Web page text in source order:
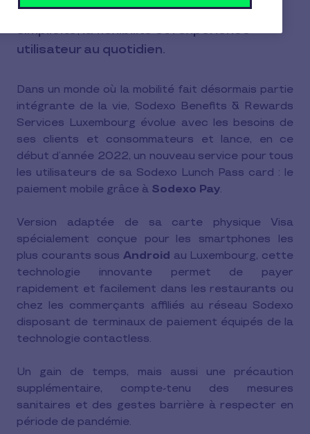
depuis son téléphone, renforçant la
simplicité, la flexibilité et l’expérience
utilisateur au quotidien.
Dans un monde où la mobilité fait désormais partie
intégrante de la vie, Sodexo Benefits & Rewards
Services Luxembourg évolue avec les besoins de
ses clients et consommateurs et lance, en ce
début d’année 2022, un nouveau service pour tous
les utilisateurs de sa Sodexo Lunch Pass card : le
paiement mobile grâce à Sodexo Pay.
Version adaptée de sa carte physique Visa
spécialement conçue pour les smartphones les
plus courants sous Android au Luxembourg, cette
technologie innovante permet de payer
rapidement et facilement dans les restaurants ou
chez les commerçants affiliés au réseau Sodexo
disposant de terminaux de paiement équipés de la
technologie contactless.
Un gain de temps, mais aussi une précaution
supplémentaire, compte-tenu des mesures
sanitaires et des gestes barrière à respecter en
période de pandémie.